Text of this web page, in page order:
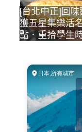
[台北中正]回
獲五星集樂活
點．重拾學生